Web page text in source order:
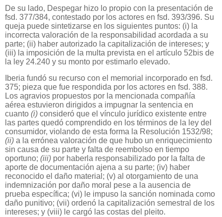
De su lado, Despegar hizo lo propio con la presentación de
fsd. 377/384, contestado por los actores en fsd. 393/396. Su
queja puede sintetizarse en los siguientes puntos: (i) la
incorrecta valoración de la responsabilidad acordada a su
parte; (ii) haber autorizado la capitalización de intereses; y
(iii) la imposición de la multa prevista en el artículo 52bis de
la ley 24.240 y su monto por estimarlo elevado.
Iberia fundó su recurso con el memorial incorporado en fsd.
375; pieza que fue respondida por los actores en fsd. 388.
Los agravios propuestos por la mencionada compañía
aérea estuvieron dirigidos a impugnar la sentencia en
cuanto (i) consideró que el vínculo jurídico existente entre
las partes quedó comprendido en los términos de la ley del
consumidor, violando de esta forma la Resolución 1532/98;
(ii) a la errónea valoración de que hubo un enriquecimiento
sin causa de su parte y falta de reembolso en tiempo
oportuno; (iii) por haberla responsabilizado por la falta de
aporte de documentación ajena a su parte; (iv) haber
reconocido el daño material; (v) al otorgamiento de una
indemnización por daño moral pese a la ausencia de
prueba específica; (vi) le impuso la sanción nominada como
daño punitivo; (vii) ordenó la capitalización semestral de los
intereses; y (viii) le cargó las costas del pleito.